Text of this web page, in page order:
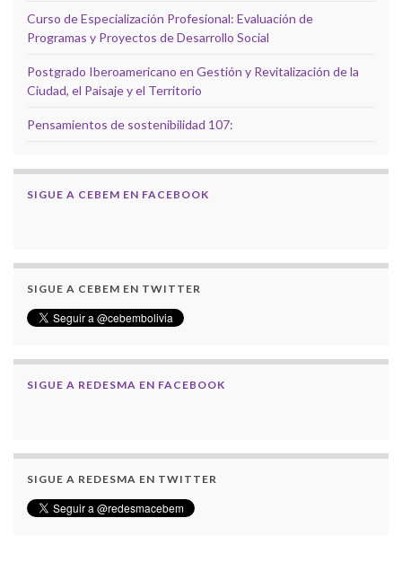
Curso de Especialización Profesional: Evaluación de
Programas y Proyectos de Desarrollo Social
Postgrado Iberoamericano en Gestión y Revitalización de la
Ciudad, el Paisaje y el Territorio
Pensamientos de sostenibilidad 107:
SIGUE A CEBEM EN FACEBOOK
SIGUE A CEBEM EN TWITTER
SIGUE A REDESMA EN FACEBOOK
SIGUE A REDESMA EN TWITTER